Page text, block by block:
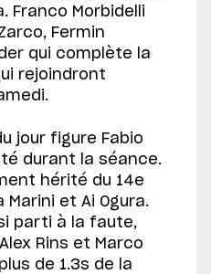
Franco Morbidelli
Fermin
qui complète la
rejoindront
jour figure Fabio
durant la séance.
hérité du 14e
et Ai Ogura.
parti à la faute,
Rins et Marco
de 1.3s de la